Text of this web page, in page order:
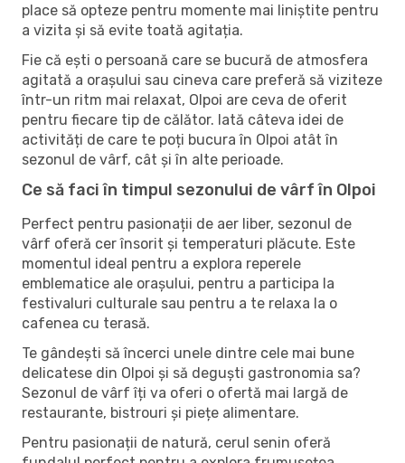
place să opteze pentru momente mai liniștite pentru
a vizita și să evite toată agitația.
Fie că ești o persoană care se bucură de atmosfera
agitată a orașului sau cineva care preferă să viziteze
într-un ritm mai relaxat, Olpoi are ceva de oferit
pentru fiecare tip de călător. Iată câteva idei de
activități de care te poți bucura în Olpoi atât în ​​
sezonul de vârf, cât și în alte perioade.
Ce să faci în timpul sezonului de vârf în Olpoi
Perfect pentru pasionații de aer liber, sezonul de
vârf oferă cer însorit și temperaturi plăcute. Este
momentul ideal pentru a explora reperele
emblematice ale orașului, pentru a participa la
festivaluri culturale sau pentru a te relaxa la o
cafenea cu terasă.
Te gândești să încerci unele dintre cele mai bune
delicatese din Olpoi și să deguști gastronomia sa?
Sezonul de vârf îți va oferi o ofertă mai largă de
restaurante, bistrouri și piețe alimentare.
Pentru pasionații de natură, cerul senin oferă